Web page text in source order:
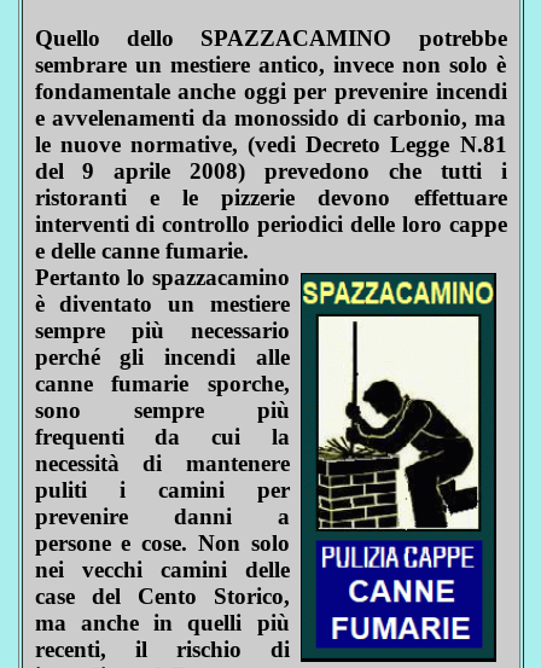
Quello dello SPAZZACAMINO potrebbe
sembrare un mestiere antico, invece non solo è
fondamentale anche oggi per prevenire incendi
e avvelenamenti da monossido di carbonio, ma
le nuove normative, (vedi Decreto Legge N.81
del 9 aprile 2008) prevedono che tutti i
ristoranti e le pizzerie devono effettuare
interventi di controllo periodici delle loro cappe
e delle canne fumarie.
Pertanto lo spazzacamino
è diventato un mestiere
sempre più necessario
perché gli incendi alle
canne fumarie sporche,
sono sempre più
frequenti da cui la
necessità di mantenere
puliti i camini per
prevenire danni a
persone e cose. Non solo
nei vecchi camini delle
case del Cento Storico,
ma anche in quelli più
recenti, il rischio di